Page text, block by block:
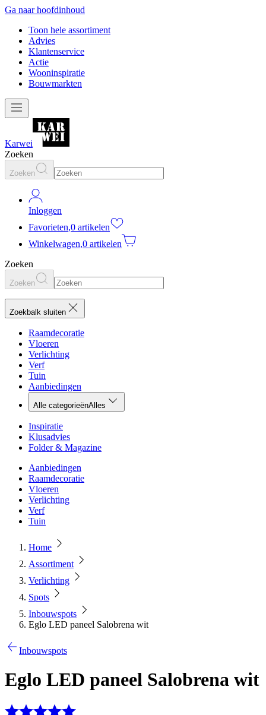
Ga naar hoofdinhoud
Toon hele assortiment
Advies
Klantenservice
Actie
Wooninspiratie
Bouwmarkten
Karwei
Zoeken
Zoeken
Inloggen
Favorieten,0 artikelen
Winkelwagen,0 artikelen
Zoeken
Zoeken
Zoekbalk sluiten
Raamdecoratie
Vloeren
Verlichting
Verf
Tuin
Aanbiedingen
Alle categorieënAlles
Inspiratie
Klusadvies
Folder & Magazine
Aanbiedingen
Raamdecoratie
Vloeren
Verlichting
Verf
Tuin
Home
Assortiment
Verlichting
Spots
Inbouwspots
Eglo LED paneel Salobrena wit
Inbouwspots
Eglo LED paneel Salobrena wit